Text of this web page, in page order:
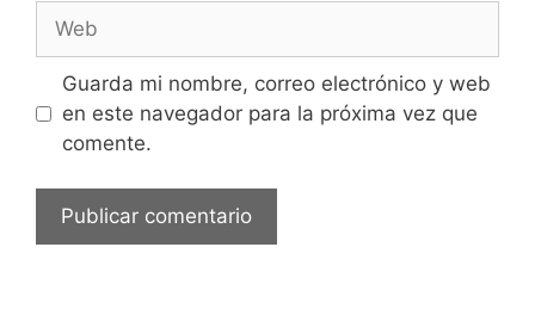
Guarda mi nombre, correo electrónico y web
en este navegador para la próxima vez que
comente.